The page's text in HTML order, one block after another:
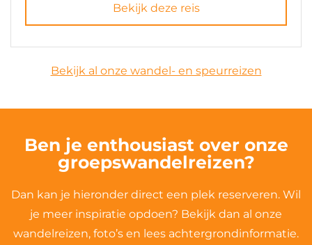
Bekijk deze reis
Bekijk al onze wandel- en speurreizen
Ben je enthousiast over onze
groepswandelreizen?
Dan kan je hieronder direct een plek reserveren. Wil
je meer inspiratie opdoen? Bekijk dan al onze
wandelreizen, foto’s en lees achtergrondinformatie.